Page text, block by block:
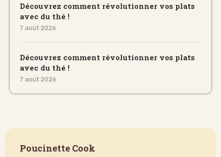
Découvrez comment révolutionner vos plats
avec du thé !
7 août 2026
Découvrez comment révolutionner vos plats
avec du thé !
7 août 2026
Poucinette Cook